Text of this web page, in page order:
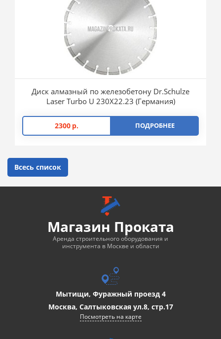
Диск алмазный по железобетону Dr.Schulze
Laser Turbo U 230X22.23 (Германия)
2300 р. ПОДРОБНЕЕ
Всесь список
Магазин Проката
Аренда строительного оборудования и
инструмента в Москве и области
Мытищи, Фуражный проезд 4
Москва, Салтыковская ул.8, стр.17
Посмотреть на карте